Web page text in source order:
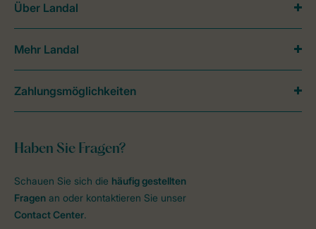
Haben Sie Fragen?
Schauen Sie sich die häufig gestellten
Fragen an oder kontaktieren Sie unser
Contact Center.
Über Landal
Mehr Landal
Zahlungsmöglichkeiten